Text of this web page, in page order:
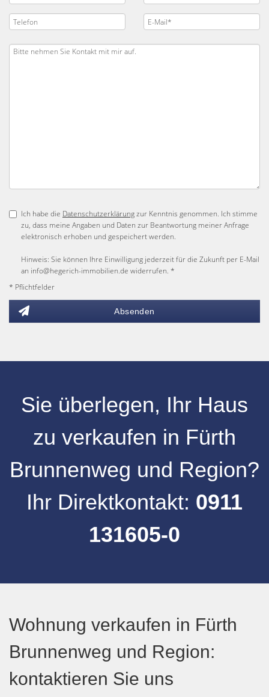
Ich habe die Datenschutzerklärungzur Kenntnis genommen. Ich stimme
zu, dass meine Angaben und Daten zur Beantwortung meiner Anfrage
elektronisch erhoben und gespeichert werden.
Hinweis: Sie können Ihre Einwilligung jederzeit für die Zukunft per E-Mail
an info@hegerich-immobilien.de widerrufen. *
* Pflichtfelder
Absenden
Sie überlegen, Ihr Haus
zu verkaufen in Fürth
Brunnenweg und Region?
Ihr Direktkontakt: 0911
131605-0
Wohnung verkaufen in Fürth
Brunnenweg und Region:
kontaktieren Sie uns